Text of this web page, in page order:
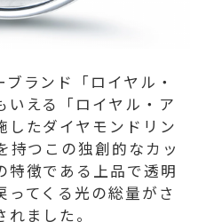
ランド「ロイヤル・
いえる「ロイヤル・ア
したダイヤモンドリン
持つこの独創的なカッ
特徴である上品で透明
てくる光の総量がさ
ました。